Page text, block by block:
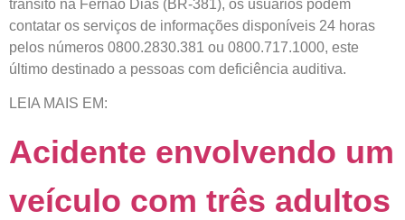
trânsito na Fernão Dias (BR-381), os usuários podem
contatar os serviços de informações disponíveis 24 horas
pelos números 0800.2830.381 ou 0800.717.1000, este
último destinado a pessoas com deficiência auditiva.
LEIA MAIS EM:
Acidente envolvendo um
veículo com três adultos